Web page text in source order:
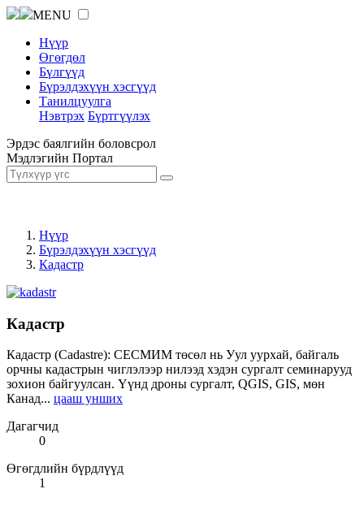
MENU
Нүүр
Өгөгдөл
Бүлгүүд
Бүрэлдэхүүн хэсгүүд
Танилцуулга
Нэвтрэх Бүртгүүлэх
Эрдэс баялгийн боловсрол
Мэдлэгийн Портал
Нүүр
Бүрэлдэхүүн хэсгүүд
Кадастр
Кадастр
Кадастр (Cadastre): СЕСМИМ төсөл нь Уул уурхай, байгаль
орчны кадастрын чиглэлээр нилээд хэдэн сургалт семинарууд
зохион байгуулсан. Үүнд дроны сургалт, QGIS, GIS, мөн
Канад... цааш унших
Дагагчид
0
Өгөгдлийн бүрдлүүд
1